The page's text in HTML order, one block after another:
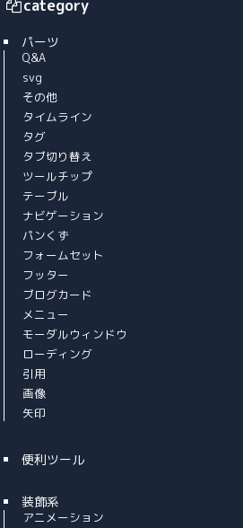
category
パーツ
Q&A
svg
その他
タイムライン
タグ
タブ切り替え
ツールチップ
テーブル
ナビゲーション
パンくず
フォームセット
フッター
ブログカード
メニュー
モーダルウィンドウ
ローディング
引用
画像
矢印
便利ツール
装飾系
アニメーション